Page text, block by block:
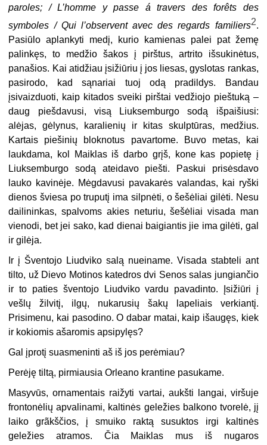
paroles; / L’homme y passe á travers des forêts des
symboles / Qui l’observent avec des regards familiers2.
Pasiūlo aplankyti medį, kurio kamienas palei pat žemę
palinkęs, to medžio šakos į pirštus, artrito išsukinėtus,
panašios. Kai atidžiau įsižiūriu į jos liesas, gyslotas rankas,
pasirodo, kad sąnariai tuoj odą pradildys. Bandau
įsivaizduoti, kaip kitados sveiki pirštai vedžiojo pieštuką –
daug piešdavusi, visą Liuksemburgo sodą išpaišiusi:
alėjas, gėlynus, karalienių ir kitas skulptūras, medžius.
Kartais piešinių bloknotus pavartome. Buvo metas, kai
laukdama, kol Maiklas iš darbo grįš, kone kas popietę į
Liuksemburgo sodą ateidavo piešti. Paskui prisėsdavo
lauko kavinėje. Mėgdavusi pavakarės valandas, kai ryški
dienos šviesa po truputį ima silpnėti, o šešėliai gilėti. Nesu
dailininkas, spalvoms akies neturiu, šešėliai visada man
vienodi, bet jei sako, kad dienai baigiantis jie ima gilėti, gal
ir gilėja.
Ir į Šventojo Liudviko salą nueiname. Visada stabteli ant
tilto, už Dievo Motinos katedros dvi Senos salas jungiančio
ir to paties šventojo Liudviko vardu pavadinto. Įsižiūri į
vešlų žilvitį, ilgų, nukarusių šakų lapeliais verkiantį.
Prisimenu, kai pasodino. O dabar matai, kaip išaugęs, kiek
ir kokiomis ašaromis apsipylęs?
Gal įprotį suasmeninti aš iš jos perėmiau?
Perėję tiltą, pirmiausia Orleano krantine pasukame.
Masyvūs, ornamentais raižyti vartai, aukšti langai, viršuje
frontonėlių apvalinami, kaltinės geležies balkono tvorelė, jį
laiko grãkščios, į smuiko raktą susuktos irgi kaltinės
geležies atramos. Čia Maiklas mus iš nugaros